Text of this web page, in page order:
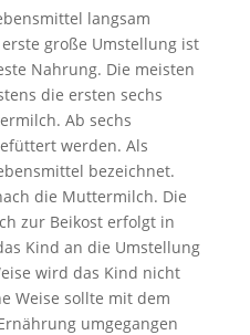
langsam
große Umstellung ist
Nahrung. Die meisten
die ersten sechs
Ab sechs
werden. Als
bezeichnet.
die Muttermilch. Die
zur Beikost erfolgt in
Kind an die Umstellung
wird das Kind nicht
Weise sollte mit dem
umgegangen